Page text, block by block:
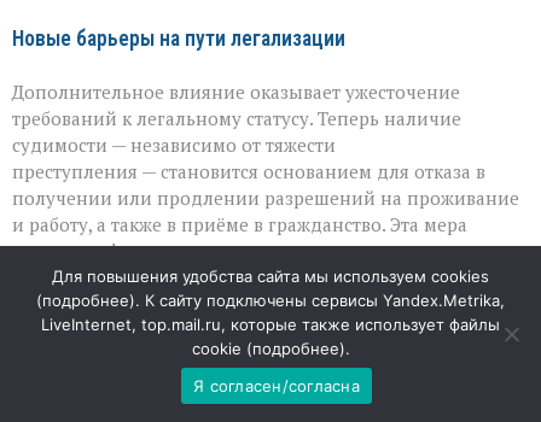
Новые барьеры на пути легализации
Дополнительное влияние оказывает ужесточение
требований к легальному статусу. Теперь наличие
судимости — независимо от тяжести
преступления — становится основанием для отказа в
получении или продлении разрешений на проживание
и работу, а также в приёме в гражданство. Эта мера
усиливает фильтрацию, но одновременно делает путь к
официальному трудоустройству сложнее и для тех, кто
стремится действовать в рамках закона.
Что это значит для рынка
Снижение притока рабочей силы особенно заметно в
Для повышения удобства сайта мы используем cookies
(подробнее). К сайту подключены сервисы Yandex.Metrika,
LiveInternet, top.mail.ru, которые также использует файлы
cookie (подробнее).
Я согласен/согласна